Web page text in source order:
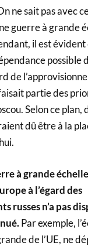
ne sait pas avec
guerre à grande
il est
possible
de
partie des
Selon ce plan,
dû être à la
à grande
à l’égard des
russes n’a pas
Par exemple,
de l’UE, ne